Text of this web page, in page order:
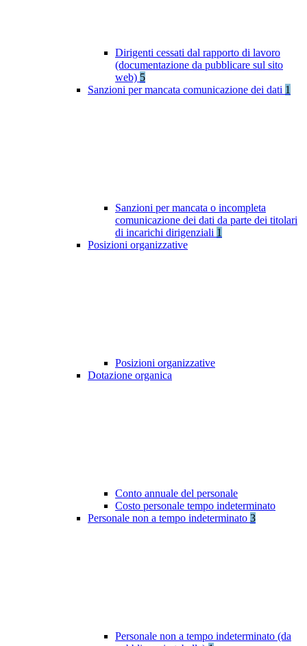
Dirigenti cessati dal rapporto di lavoro
(documentazione da pubblicare sul sito
web) 5
Sanzioni per mancata comunicazione dei dati 1
Sanzioni per mancata o incompleta
comunicazione dei dati da parte dei titolari
di incarichi dirigenziali 1
Posizioni organizzative
Posizioni organizzative
Dotazione organica
Conto annuale del personale
Costo personale tempo indeterminato
Personale non a tempo indeterminato 3
Personale non a tempo indeterminato (da